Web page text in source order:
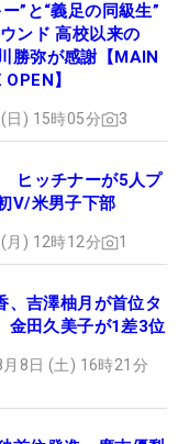
”と“義足の同級生”
ンド 高校以来の
勝弥が感謝【MAIN
】
日) 15時05分 3
ヒッチナーが5人プ
V/米男子下部
月) 12時12分 1
、吉澤柚月が首位タ
田久美子が1差3位
8日 (土) 16時21分